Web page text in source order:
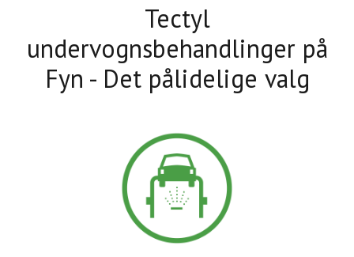
Tectyl
undervognsbehandlinger på
Fyn - Det pålidelige valg